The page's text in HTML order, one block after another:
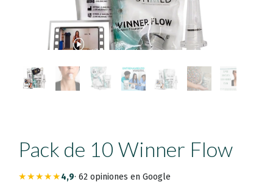
Pack de 10 Winner Flow
★★★★★4,9· 62 opiniones en Google